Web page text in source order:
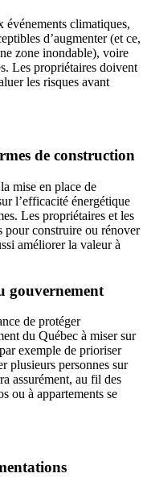
événements climatiques,
d’augmenter (et ce,
zone inondable), voire
Les propriétaires doivent
les risques avant
de construction
mise en place de
l’efficacité énergétique
Les propriétaires et les
pour construire ou rénover
améliorer la valeur à
gouvernement
de protéger
du Québec à miser sur
exemple de prioriser
plusieurs personnes sur
assurément, au fil des
ou à appartements se